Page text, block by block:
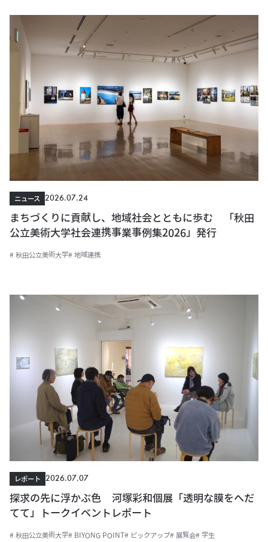
ニュース
2026.07.24
まちづくりに貢献し、地域社会とともに歩む 「秋田
公立美術大学社会連携事業事例集2026」発行
# 秋田公立美術大学# 地域連携
レポート
2026.07.07
探求の先に浮かぶ色 河塚彩和個展「透明な膜をへだ
てて」トークイベントレポート
# 秋田公立美術大学# BIYONG POINT# ピックアップ# 展覧会# 学生